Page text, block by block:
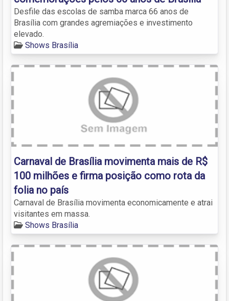
Desfile das escolas de samba marca 66 anos de
Brasília com grandes agremiações e investimento
elevado.
Shows Brasília
Carnaval de Brasília movimenta mais de R$
100 milhões e firma posição como rota da
folia no país
Carnaval de Brasília movimenta economicamente e atrai
visitantes em massa.
Shows Brasília